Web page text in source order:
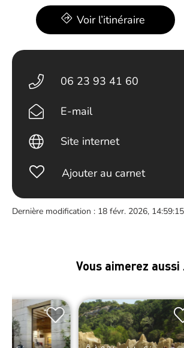
Voir l’itinéraire
06 23 93 41 60
E-mail
Site internet
Ajouter au carnet
Dernière modification : 18 févr. 2026, 14:59:15
Vous aimerez